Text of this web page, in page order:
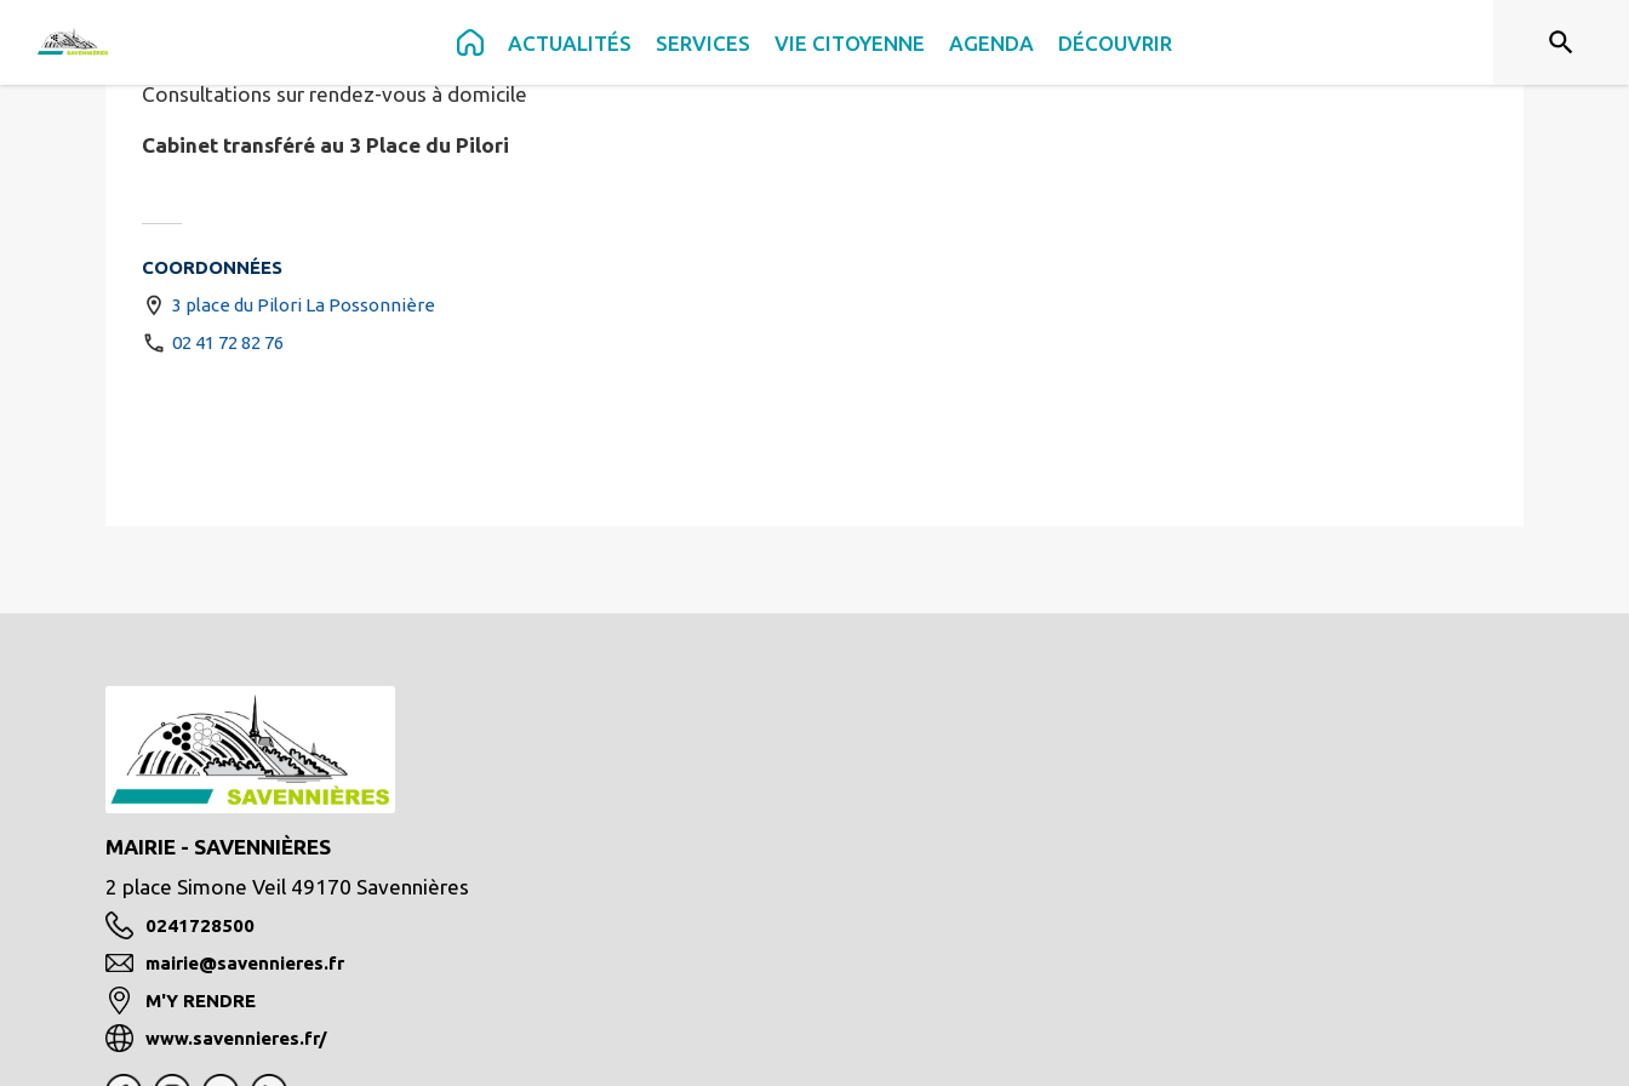
Contenu Pied de page ACTUALITÉS SERVICES VIE CITOYENNE AGENDA DÉCOUVRIR
Pédicure-podologue Bérangère Pouplin
Consultations sur rendez-vous à domicile
Cabinet transféré au 3 Place du Pilori
COORDONNÉES
3 place du Pilori La Possonnière
02 41 72 82 76
MAIRIE - SAVENNIÈRES
2 place Simone Veil 49170 Savennières
0241728500
mairie@savennieres.fr
M'Y RENDRE
www.savennieres.fr/